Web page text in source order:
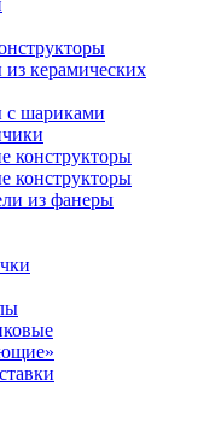
керамических
с шариками
конструкторы
конструкторы
из фанеры